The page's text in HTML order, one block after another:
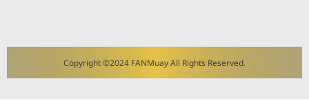
Copyright ©2024 FANMuay All Rights Reserved.